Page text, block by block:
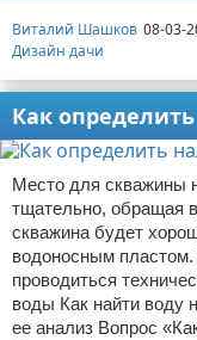
Виталий Шашков 08-03-
Дизайн дачи
Как
Место для скважины
тщательно, обращая
скважина будет
водоносным пластом.
проводиться
воды Как найти воду
ее анализ Вопрос